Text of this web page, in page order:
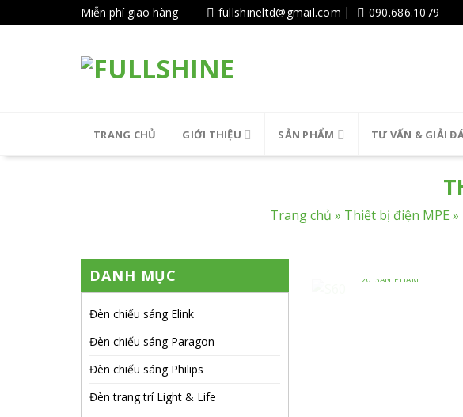
tục
Miễn phí giao hàng fullshineltd@gmail.com 090.686.1079
TRANG CHỦ GIỚI THIỆU SẢN PHẨM TƯ VẤN & GIẢI
Trang chủ » Thiết bị điện MPE »
DANH MỤC
Đèn chiếu sáng Elink
Đèn chiếu sáng Paragon
Đèn chiếu sáng Philips
Đèn trang trí Light & Life
20 SẢN PHẨM